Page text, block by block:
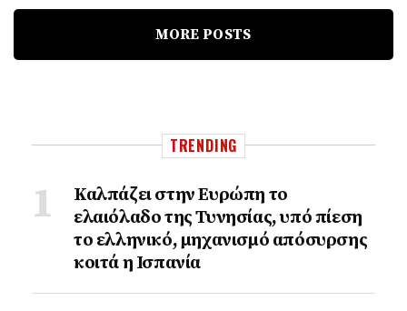
MORE POSTS
TRENDING
Καλπάζει στην Ευρώπη το
ελαιόλαδο της Τυνησίας, υπό πίεση
το ελληνικό, μηχανισμό απόσυρσης
κοιτά η Ισπανία